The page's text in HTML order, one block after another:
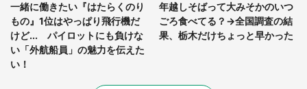
一緒に働きたい『はたらくのり
もの』1位はやっぱり飛行機だ
けど... パイロットにも負けな
い「外航船員」の魅力を伝えた
い！
年越しそばって大みそかのいつ
ごろ食べてる？→全国調査の結
果、栃木だけちょっと早かった